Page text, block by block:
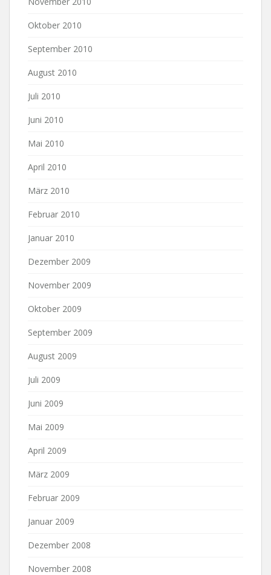
Oktober 2010
September 2010
August 2010
Juli 2010
Juni 2010
Mai 2010
April 2010
März 2010
Februar 2010
Januar 2010
Dezember 2009
November 2009
Oktober 2009
September 2009
August 2009
Juli 2009
Juni 2009
Mai 2009
April 2009
März 2009
Februar 2009
Januar 2009
Dezember 2008
November 2008